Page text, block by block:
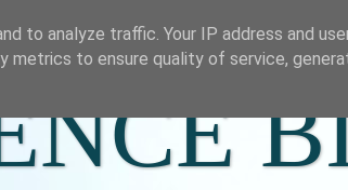
to analyze traffic. Your IP address and
metrics to ensure quality of service,